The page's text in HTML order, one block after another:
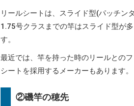
リールシートは、スライド型(パッチン
1.75号クラスまでの竿はスライド型が
す。
最近では、竿を持った時のリールとの
シートを採用するメーカーもあります。
②磯竿の穂先